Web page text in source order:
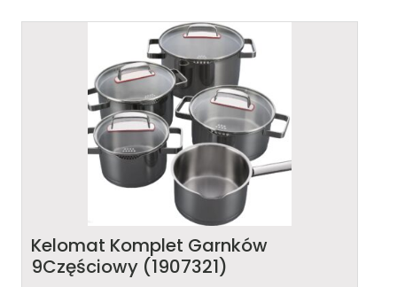
Kelomat Komplet Garnków
9Częściowy (1907321)